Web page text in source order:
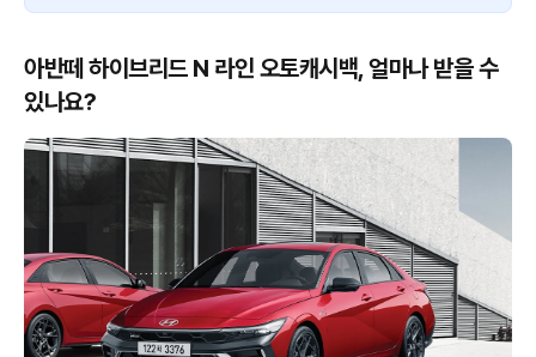
아반떼 하이브리드 N 라인 오토캐시백, 얼마나 받을 수
있나요?